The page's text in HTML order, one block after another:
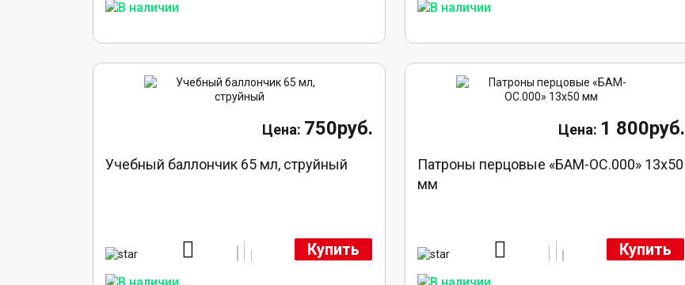
750руб.
Учебный баллончик 65 мл, струйный
Купить
1 800руб.
Патроны перцовые «БАМ-ОС.000» 13х50
мм
Купить